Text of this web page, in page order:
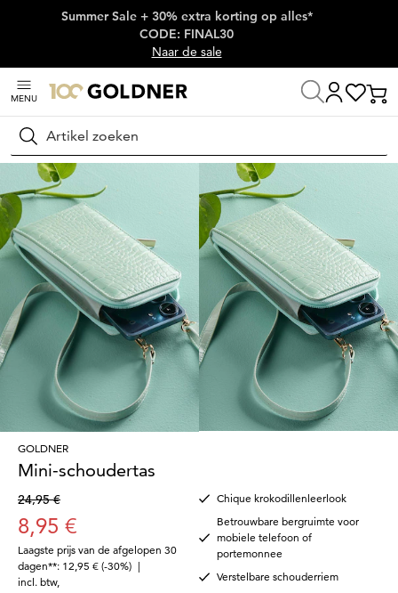
Skip naar hoofdinhoud
Summer Sale + 30% extra korting op alles*
CODE: FINAL30
Naar de sale
MENU
Zoeken
Thuis Schoenen & accessoires
GOLDNER
Mini-schoudertas
24,95 €
8,95 €
Laagste prijs van de afgelopen 30
dagen**: 12,95 € (-30%) |
incl. btw,
Chique krokodillenleerlook
Betrouwbare bergruimte voor
mobiele telefoon of
portemonnee
Verstelbare schouderriem